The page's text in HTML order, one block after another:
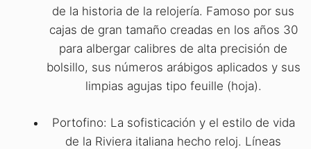
de la historia de la relojería. Famoso por sus
cajas de gran tamaño creadas en los años 30
para albergar calibres de alta precisión de
bolsillo, sus números arábigos aplicados y sus
limpias agujas tipo feuille (hoja).
Portofino: La sofisticación y el estilo de vida
de la Riviera italiana hecho reloj. Líneas